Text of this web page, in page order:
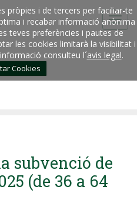
pròpies i de tercers per faciliar-te
i recabar informació anònima
teves preferències i pautes de
les cookies limitarà la visibilitat i
consulteu l´avis legal.
Cookies
subvenció de
(de 36 a 64